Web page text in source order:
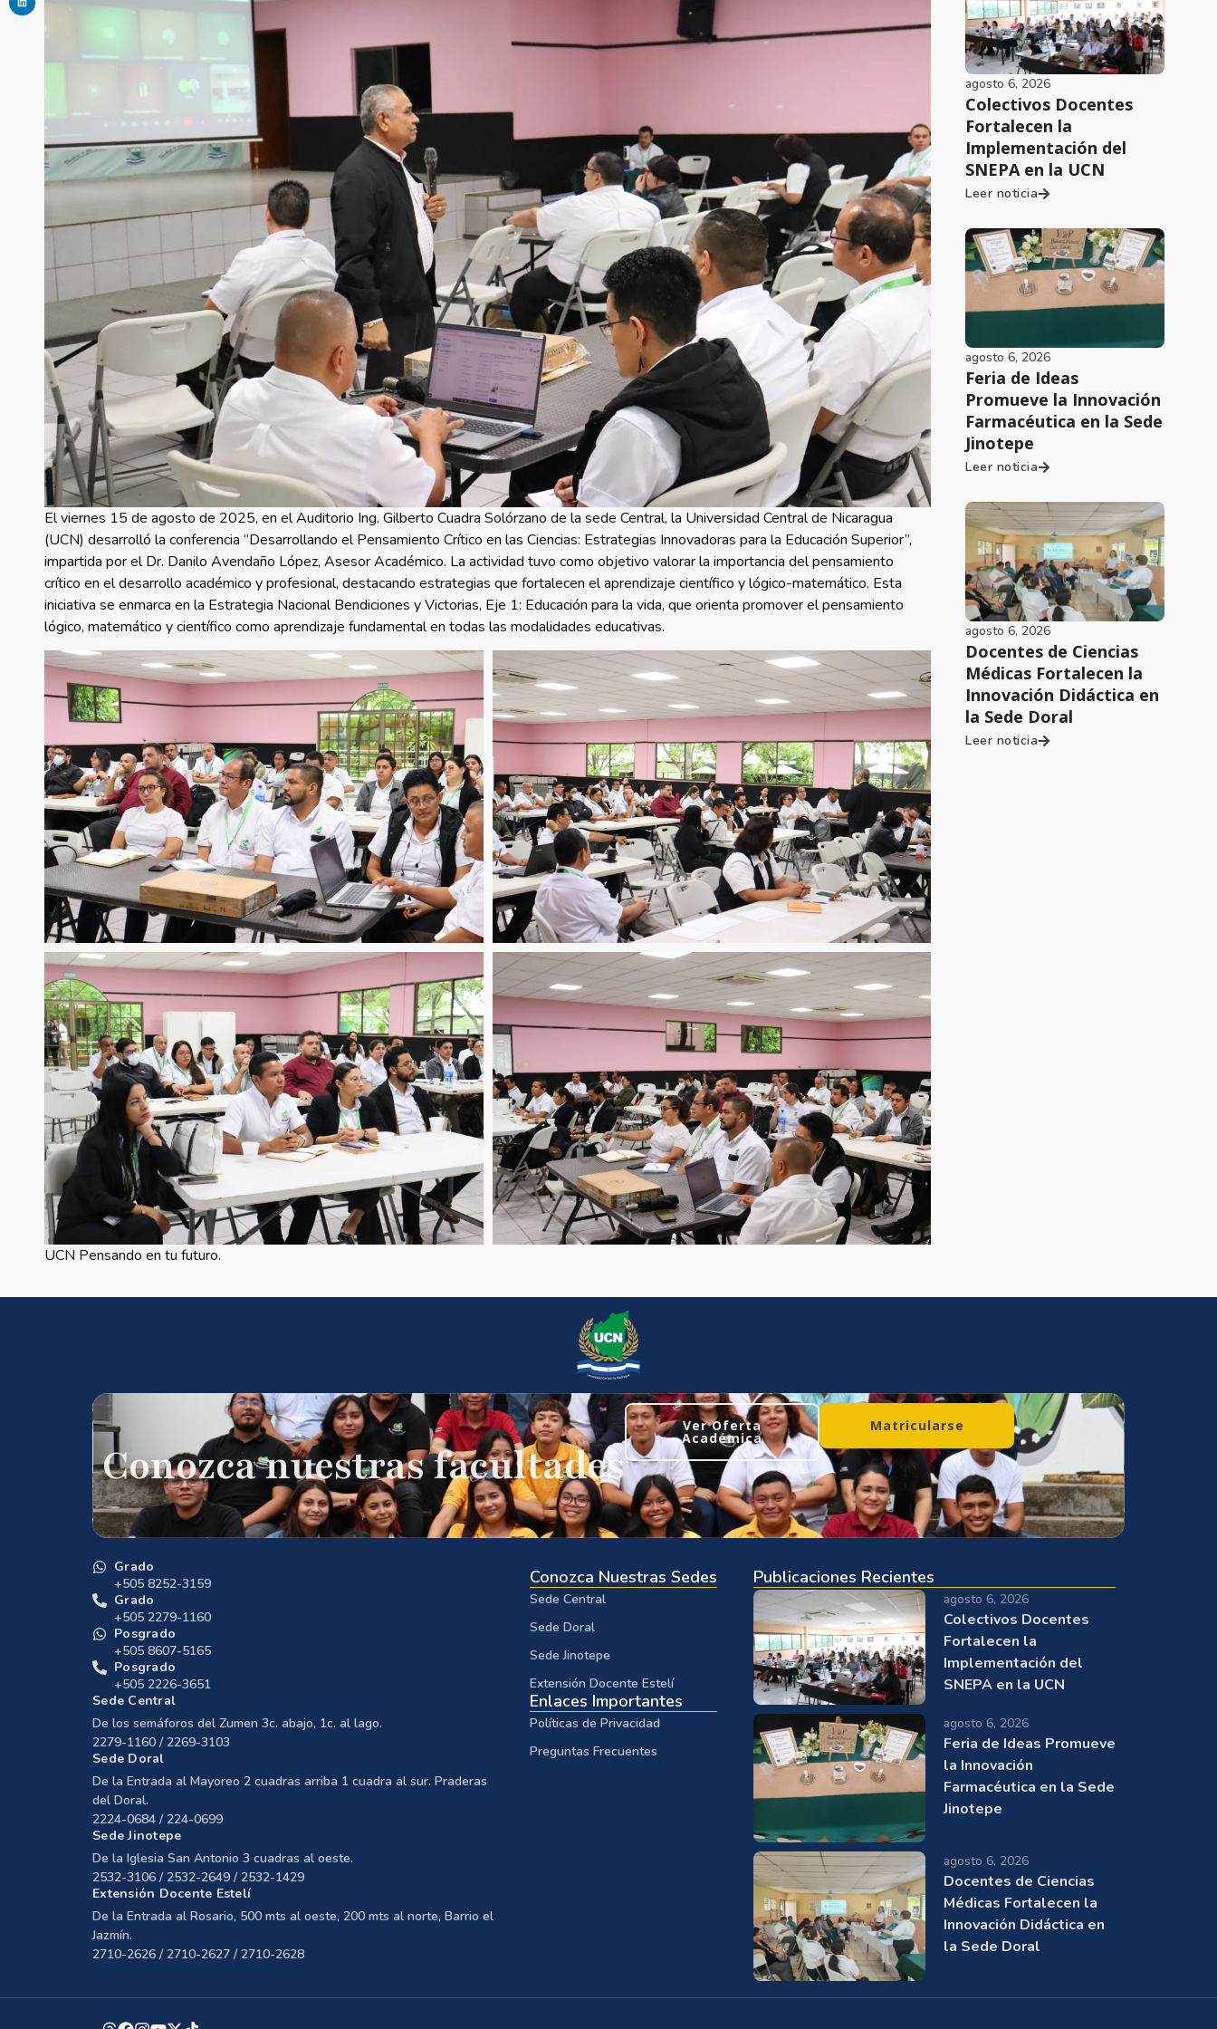
El viernes 15 de agosto de 2025, en el Auditorio Ing. Gilberto Cuadra Solórzano de la sede Central, la Universidad Central de Nicaragua
(UCN) desarrolló la conferencia “Desarrollando el Pensamiento Crítico en las Ciencias: Estrategias Innovadoras para la Educación Superior”,
impartida por el Dr. Danilo Avendaño López, Asesor Académico. La actividad tuvo como objetivo valorar la importancia del pensamiento
crítico en el desarrollo académico y profesional, destacando estrategias que fortalecen el aprendizaje científico y lógico-matemático. Esta
iniciativa se enmarca en la Estrategia Nacional Bendiciones y Victorias, Eje 1: Educación para la vida, que orienta promover el pensamiento
lógico, matemático y científico como aprendizaje fundamental en todas las modalidades educativas.
UCN Pensando en tu futuro.
agosto 6, 2026
Colectivos Docentes
Fortalecen la
Implementación del
SNEPA en la UCN
Leer noticia
agosto 6, 2026
Feria de Ideas
Promueve la Innovación
Farmacéutica en la Sede
Jinotepe
Leer noticia
agosto 6, 2026
Docentes de Ciencias
Médicas Fortalecen la
Innovación Didáctica en
la Sede Doral
Leer noticia
Conozca nuestras facultades
Ver Oferta
Académica
Matricularse
Grado
+505 8252-3159
Grado
+505 2279-1160
Posgrado
+505 8607-5165
Posgrado
+505 2226-3651
Sede Central
De los semáforos del Zumen 3c. abajo, 1c. al lago.
2279-1160 / 2269-3103
Sede Doral
De la Entrada al Mayoreo 2 cuadras arriba 1 cuadra al sur. Praderas
del Doral.
2224-0684 / 224-0699
Sede Jinotepe
De la Iglesia San Antonio 3 cuadras al oeste.
2532-3106 / 2532-2649 / 2532-1429
Extensión Docente Estelí
De la Entrada al Rosario, 500 mts al oeste, 200 mts al norte, Barrio el
Jazmín.
2710-2626 / 2710-2627 / 2710-2628
Conozca Nuestras Sedes
Sede Central
Sede Doral
Sede Jinotepe
Extensión Docente Estelí
Enlaces Importantes
Políticas de Privacidad
Preguntas Frecuentes
Publicaciones Recientes
agosto 6, 2026
Colectivos Docentes
Fortalecen la
Implementación del
SNEPA en la UCN
agosto 6, 2026
Feria de Ideas Promueve
la Innovación
Farmacéutica en la Sede
Jinotepe
agosto 6, 2026
Docentes de Ciencias
Médicas Fortalecen la
Innovación Didáctica en
la Sede Doral